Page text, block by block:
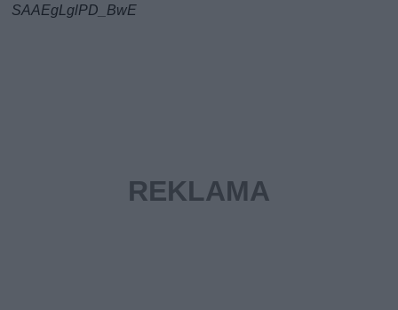
SAAEgLglPD_BwE